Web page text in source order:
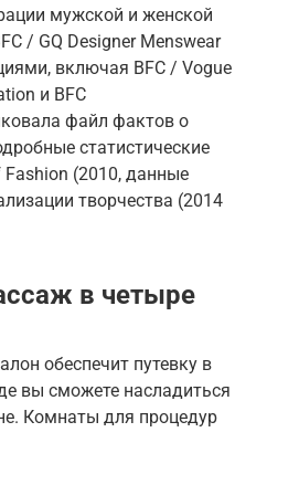
мужской и женской
/ GQ Designer Menswear
включая BFC / Vogue
и BFC
файл фактов о
статистические
(2010, данные
творчества (2014
в четыре
обеспечит путевку в
вы сможете насладиться
Комнаты для процедур